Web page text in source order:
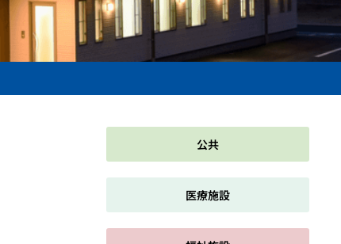
公共
医療施設